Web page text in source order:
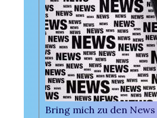
Bring mich zu den News